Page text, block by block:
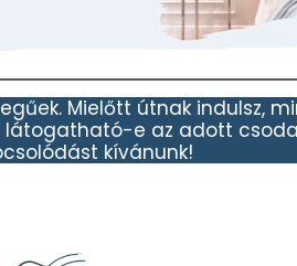
Mielőtt útnak indulsz,
látogatható-e az adott
kívánunk!